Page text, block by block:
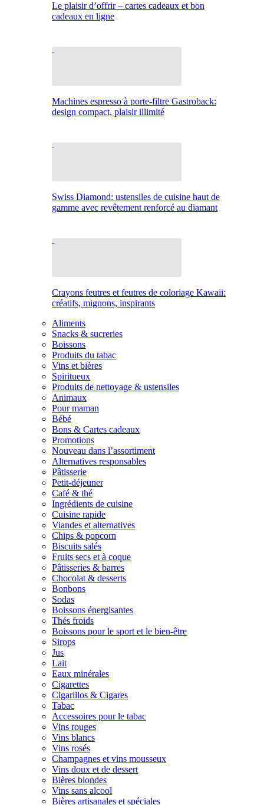
Le plaisir d’offrir – cartes cadeaux et bon
cadeaux en ligne
Machines espresso à porte-filtre Gastroback:
design compact, plaisir illimité
Swiss Diamond: ustensiles de cuisine haut de
gamme avec revêtement renforcé au diamant
Crayons feutres et feutres de coloriage Kawaii:
créatifs, mignons, inspirants
Aliments
Snacks & sucreries
Boissons
Produits du tabac
Vins et bières
Spiritueux
Produits de nettoyage & ustensiles
Animaux
Pour maman
Bébé
Bons & Cartes cadeaux
Promotions
Nouveau dans l’assortiment
Alternatives responsables
Pâtisserie
Petit-déjeuner
Café & thé
Ingrédients de cuisine
Cuisine rapide
Viandes et alternatives
Chips & popcorn
Biscuits salés
Fruits secs et à coque
Pâtisseries & barres
Chocolat & desserts
Bonbons
Sodas
Boissons énergisantes
Thés froids
Boissons pour le sport et le bien-être
Sirops
Jus
Lait
Eaux minérales
Cigarettes
Cigarillos & Cigares
Tabac
Accessoires pour le tabac
Vins rouges
Vins blancs
Vins rosés
Champagnes et vins mousseux
Vins doux et de dessert
Bières blondes
Vins sans alcool
Bières artisanales et spéciales